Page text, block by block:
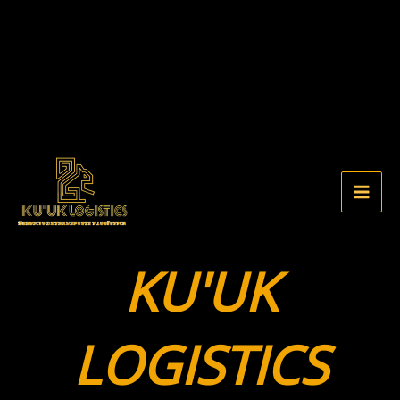
contenido
KU'UK
LOGISTICS